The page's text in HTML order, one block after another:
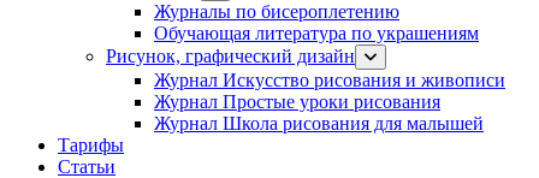
Журналы по бисероплетению
Обучающая литература по украшениям
Рисунок, графический дизайн
Журнал Искусство рисования и живописи
Журнал Простые уроки рисования
Журнал Школа рисования для малышей
Тарифы
Статьи